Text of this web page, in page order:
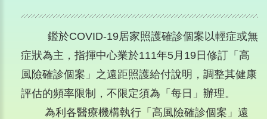
鑑於COVID-19居家照護確診個案以輕症或無
症狀為主，指揮中心業於111年5月19日修訂「高
風險確診個案」之遠距照護給付說明，調整其健康
評估的頻率限制，不限定須為「每日」辦理。
為利各醫療機構執行「高風險確診個案」遠